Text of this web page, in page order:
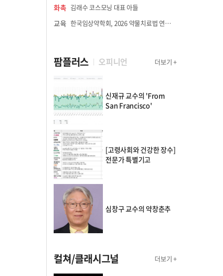
화촉 김래수 코스모닝 대표 아들
교육 한국임상약학회, 2026 약물치료법 연수강좌 8월 21일 개최
팜플러스 오피니언 더보기 +
신재규 교수의 'From
San Francisco'
[고령사회와 건강한 장수]
전문가 특별기고
심창구 교수의 약창춘추
컬쳐/클래시그널 더보기 +